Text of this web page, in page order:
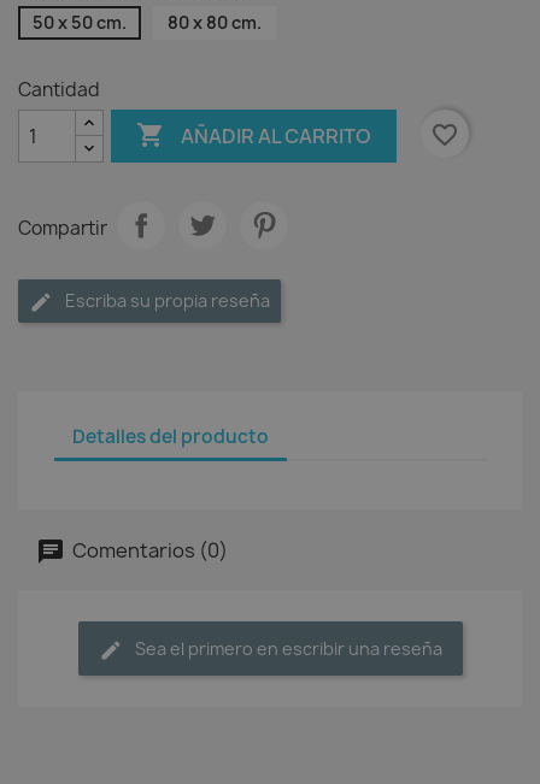
50 x 50 cm. 80 x 80 cm.
Cantidad
 AÑADIR AL CARRITO favorite_border
Compartir
Escriba su propia reseña
Detalles del producto
Comentarios (0)
Sea el primero en escribir una reseña